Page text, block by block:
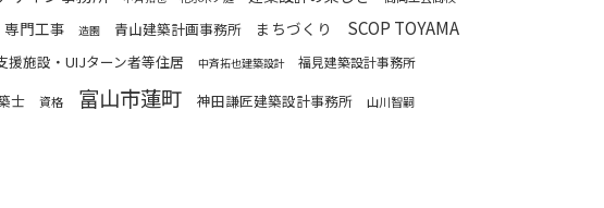
専門工事 造園 青山建築計画事務所 まちづくり SCOP TOYAMA
援施設・UIJターン者等住居 中斉拓也建築設計 福見建築設計事務所
士 資格 富山市蓮町 神田謙匠建築設計事務所
山川智嗣